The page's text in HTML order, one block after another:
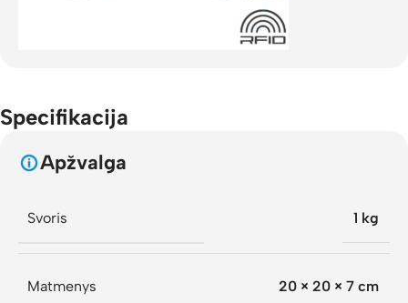
Specifikacija
Apžvalga
Svoris 1 kg
Matmenys 20 × 20 × 7 cm